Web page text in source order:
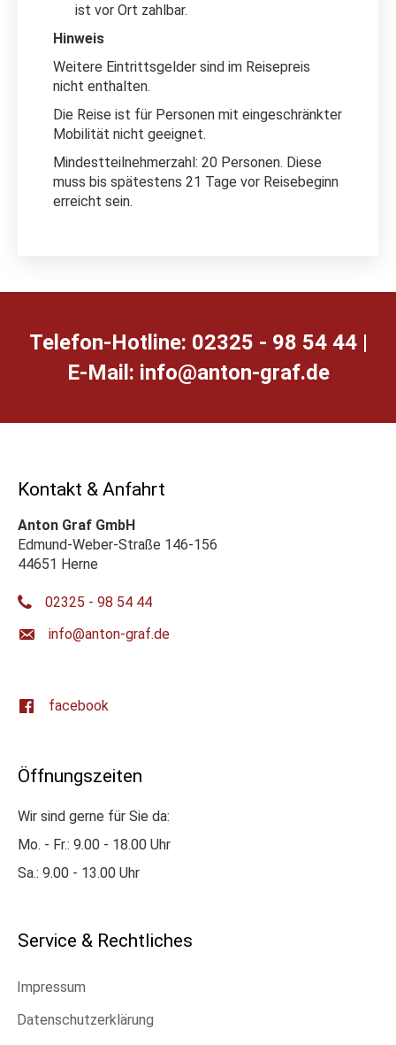
ist vor Ort zahlbar.
Hinweis
Weitere Eintrittsgelder sind im Reisepreis
nicht enthalten.
Die Reise ist für Personen mit eingeschränkter
Mobilität nicht geeignet.
Mindestteilnehmerzahl: 20 Personen. Diese
muss bis spätestens 21 Tage vor Reisebeginn
erreicht sein.
Telefon-Hotline: 02325 - 98 54 44 |
E-Mail: ed.farg-notna@ofni
Kontakt & Anfahrt
Anton Graf GmbH
Edmund-Weber-Straße 146-156
44651 Herne
02325 - 98 54 44
ed.farg-notna@ofni
facebook
Öffnungszeiten
Wir sind gerne für Sie da:
Mo. - Fr.: 9.00 - 18.00 Uhr
Sa.: 9.00 - 13.00 Uhr
Service & Rechtliches
Impressum
Datenschutzerklärung